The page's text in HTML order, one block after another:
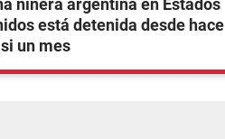
niñera argentina en Estados
está detenida desde hace
un mes